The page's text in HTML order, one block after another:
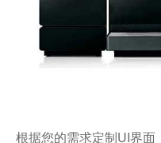
根据您的需求定制UI界